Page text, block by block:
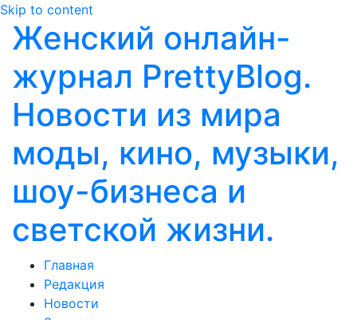
Skip to content
Женский онлайн-
журнал PrettyBlog.
Новости из мира
моды, кино, музыки,
шоу-бизнеса и
светской жизни.
Главная
Редакция
Новости